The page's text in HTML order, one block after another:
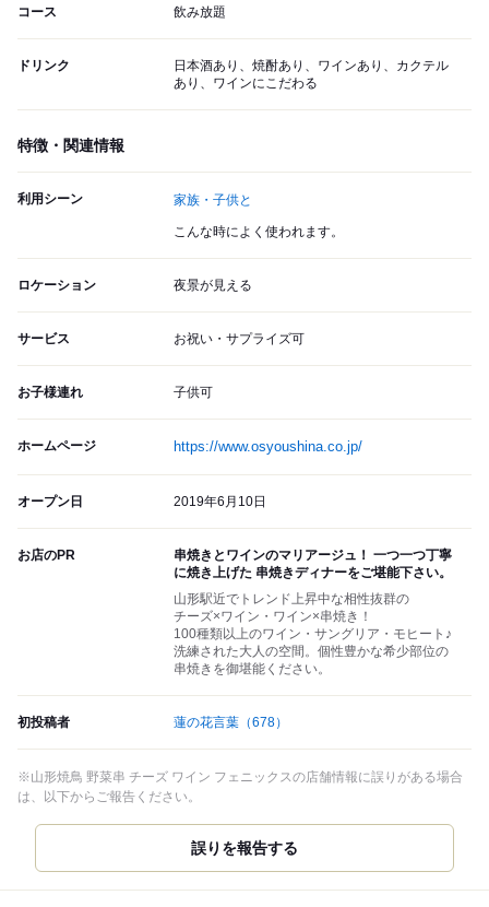
コース 飲み放題
ドリンク
日本酒あり、焼酎あり、ワインあり、カクテル
あり、ワインにこだわる
特徴・関連情報
利用シーン 家族・子供と
こんな時によく使われます。
ロケーション 夜景が見える
サービス お祝い・サプライズ可
お子様連れ 子供可
ホームページ https://www.osyoushina.co.jp/
オープン日 2019年6月10日
お店のPR
串焼きとワインのマリアージュ！ 一つ一つ丁寧
に焼き上げた 串焼きディナーをご堪能下さい。
山形駅近でトレンド上昇中な相性抜群の
チーズ×ワイン・ワイン×串焼き！
100種類以上のワイン・サングリア・モヒート♪
洗練された大人の空間。個性豊かな希少部位の
串焼きを御堪能ください。
初投稿者 蓮の花言葉 （678）
※山形焼鳥 野菜串 チーズ ワイン フェニックスの店舗情報に誤りがある場合
は、以下からご報告ください。
誤りを報告する